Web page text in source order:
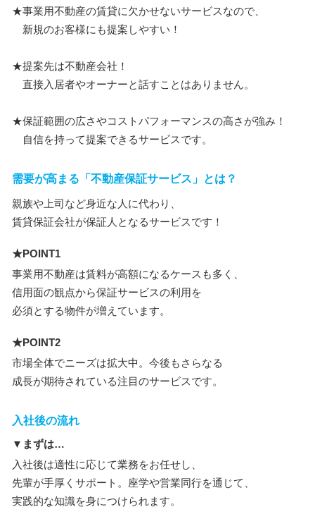
★事業用不動産の賃貸に欠かせないサービスなので、
新規のお客様にも提案しやすい！
★提案先は不動産会社！
直接入居者やオーナーと話すことはありません。
★保証範囲の広さやコストパフォーマンスの高さが強み！
自信を持って提案できるサービスです。
需要が高まる「不動産保証サービス」とは？
親族や上司など身近な人に代わり、
賃貸保証会社が保証人となるサービスです！
★POINT1
事業用不動産は賃料が高額になるケースも多く、
信用面の観点から保証サービスの利用を
必須とする物件が増えています。
★POINT2
市場全体でニーズは拡大中。今後もさらなる
成長が期待されている注目のサービスです。
入社後の流れ
▼まずは…
入社後は適性に応じて業務をお任せし、
先輩が手厚くサポート。座学や営業同行を通じて、
実践的な知識を身につけられます。